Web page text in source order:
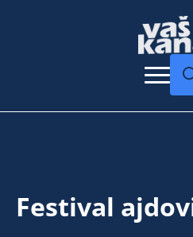
Festival